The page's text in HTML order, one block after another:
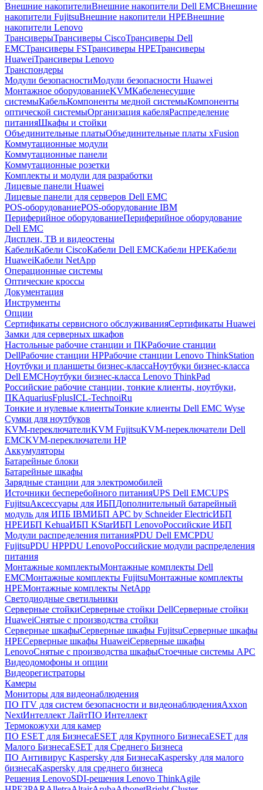
Внешние накопителиВнешние накопители Dell EMCВнешние
накопители FujitsuВнешние накопители HPEВнешние
накопители Lenovo
ТрансиверыТрансиверы CiscoТрансиверы Dell
EMCТрансиверы FSТрансиверы HPEТрансиверы
HuaweiТрансиверы Lenovo
Транспондеры
Модули безопасностиМодули безопасности Huawei
Монтажное оборудованиеKVMКабеленесущие
системыКабельКомпоненты медной системыКомпоненты
оптической системыОрганизация кабеляРаспределение
питанияШкафы и стойки
Объединительные платыОбъединительные платы xFusion
Коммутационные модули
Коммутационные панели
Коммутационные розетки
Комплекты и модули для разработки
Лицевые панели Huawei
Лицевые панели для серверов Dell EMC
POS-оборудованиеPOS-оборудование IBM
Периферийное оборудованиеПериферийное оборудование
Dell EMC
Дисплеи, ТВ и видеостены
КабелиКабели CiscoКабели Dell EMCКабели HPEКабели
HuaweiКабели NetApp
Операционные системы
Оптические кроссы
Документация
Инструменты
Опции
Сертификаты сервисного обслуживанияСертификаты Huawei
Замки для серверных шкафов
Настольные рабочие станции и ПКРабочие станции
DellРабочие станции HPРабочие станции Lenovo ThinkStation
Ноутбуки и планшеты бизнес-классаНоутбуки бизнес-класса
Dell EMCНоутбуки бизнес-класса Lenovo ThinkPad
Российские рабочие станции, тонкие клиенты, ноутбуки,
ПКAquariusFplusICL-TechnoiRu
Тонкие и нулевые клиентыТонкие клиенты Dell EMC Wyse
Сумки для ноутбуков
KVM-переключателиKVM FujitsuKVM-переключатели Dell
EMCKVM-переключатели HP
Аккумуляторы
Батарейные блоки
Батарейные шкафы
Зарядные станции для электромобилей
Источники бесперебойного питанияUPS Dell EMCUPS
FujitsuАксессуары для ИБПДополнительный батарейный
модуль для ИПБ IBMИБП APC by Schneider ElectricИБП
HPEИБП KehuaИБП KStarИБП LenovoРоссийские ИБП
Модули распределения питанияPDU Dell EMCPDU
FujitsuPDU HPPDU LenovoРоссийские модули распределения
питания
Монтажные комплектыМонтажные комплекты Dell
EMCМонтажные комплекты FujitsuМонтажные комплекты
HPEМонтажные комплекты NetApp
Светодиодные светильники
Серверные стойкиСерверные стойки DellСерверные стойки
HuaweiСнятые с производства стойки
Серверные шкафыСерверные шкафы FujitsuСерверные шкафы
HPEСерверные шкафы HuaweiСерверные шкафы
LenovoСнятые с производства шкафыСтоечные системы APC
Видеодомофоны и опции
Видеорегистраторы
Камеры
Мониторы для видеонаблюдения
ПО ITV для систем безопасности и видеонаблюденияAxxon
NextИнтеллект ЛайтПО Интеллект
Термокожухи для камер
ПО ESET для БизнесаESET для Крупного БизнесаESET для
Малого БизнесаESET для Среднего Бизнеса
ПО Антивирус Kaspersky для БизнесаKaspersky для малого
бизнесаKaspersky для среднего бизнеса
Решения LenovoSDI-решения Lenovo ThinkAgile